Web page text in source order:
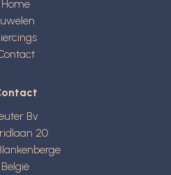
Home
Bv
20
België